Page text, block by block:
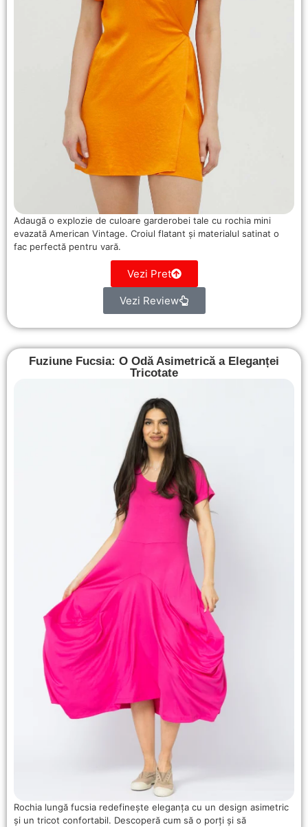
Adaugă o explozie de culoare garderobei tale cu rochia mini
evazată American Vintage. Croiul flatant și materialul satinat o
fac perfectă pentru vară.
Vezi Pret
Vezi Review
Fuziune Fucsia: O Odă Asimetrică a Eleganței
Tricotate
Rochia lungă fucsia redefinește eleganța cu un design asimetric
și un tricot confortabil. Descoperă cum să o porți și să